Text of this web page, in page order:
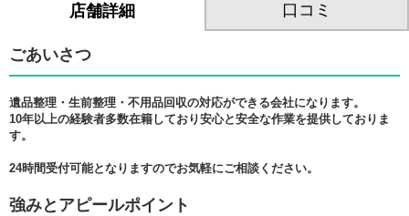
店舗詳細 口コミ
ごあいさつ
遺品整理・生前整理・不用品回収の対応ができる会社になります。
10年以上の経験者多数在籍しており安心と安全な作業を提供しておりま
す。
24時間受付可能となりますのでお気軽にご相談ください。
強みとアピールポイント